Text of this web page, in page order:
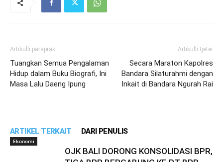
Artikulli paraprak
Tuangkan Semua Pengalaman
Hidup dalam Buku Biografi, Ini
Masa Lalu Daeng Ipung
Artikulli tjetër
Secara Maraton Kapolres
Bandara Silaturahmi dengan
Inkait di Bandara Ngurah Rai
ARTIKEL TERKAIT DARI PENULIS
Ekonomi
OJK BALI DORONG KONSOLIDASI BPR,